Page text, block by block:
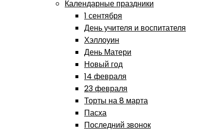
Календарные праздники
1 сентября
День учителя и воспитателя
Хэллоуин
День Матери
Новый год
14 февраля
23 февраля
Торты на 8 марта
Пасха
Последний звонок